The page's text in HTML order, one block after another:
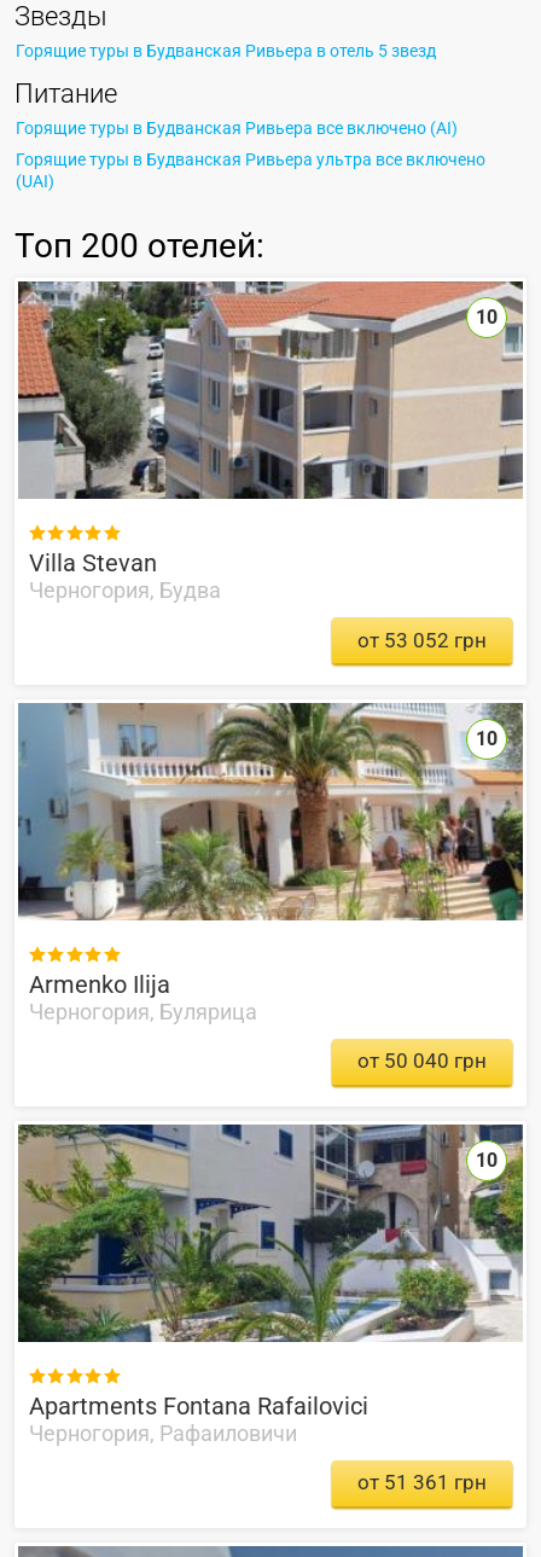
Звезды
Горящие туры в Будванская Ривьера в отель 5 звезд
Питание
Горящие туры в Будванская Ривьера все включено (AI)
Горящие туры в Будванская Ривьера ультра все включено
(UAI)
Топ 200 отелей:

Villa Stevan
Черногория, Будва
10
от 53 052 грн

Armenko Ilija
Черногория, Булярица
10
от 50 040 грн

Apartments Fontana Rafailovici
Черногория, Рафаиловичи
10
от 51 361 грн